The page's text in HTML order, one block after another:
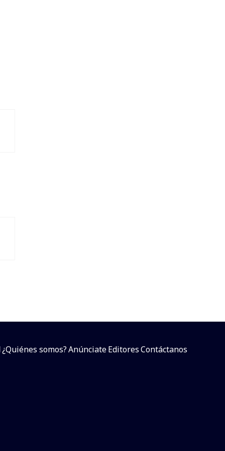
¿Quiénes somos?AnúnciateEditoresContáctanos